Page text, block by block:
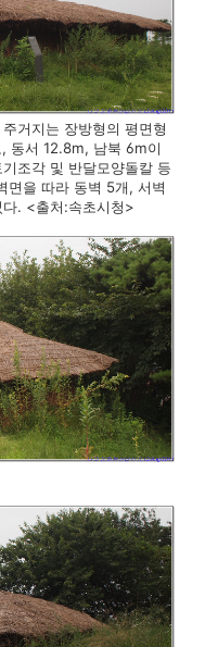
거지는 장방형의 평면형
동서 12.8m, 남북 6m이
조각 및 반달모양돌칼 등
면을 따라 동벽 5개, 서벽
. <출처:속초시청>